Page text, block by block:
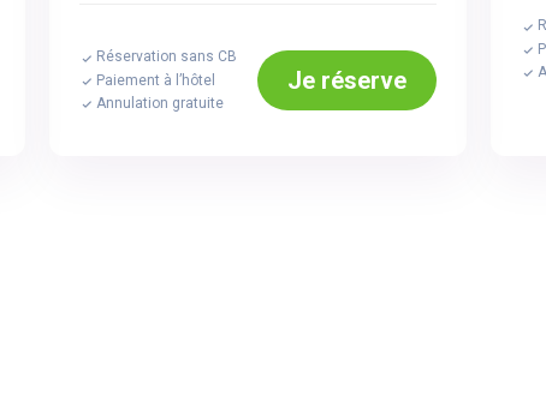
Réservation sans CB
Paiement à l’hôtel
Annulation gratuite
Je réserve